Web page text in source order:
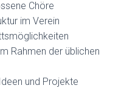
Chöre
im Verein
Rahmen der üblichen
und Projekte